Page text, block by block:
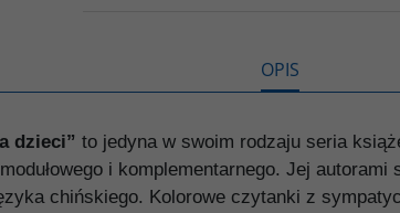
ę
OPIS
dzieci” to jedyna w swoim rodzaju seria
i komplementarnego. Jej
chińskiego. Kolorowe czytanki z